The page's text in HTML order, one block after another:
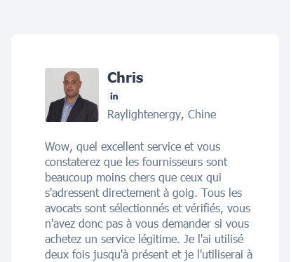
Chris
Raylightenergy, Chine
Wow, quel excellent service et vous
constaterez que les fournisseurs sont
beaucoup moins chers que ceux qui
s'adressent directement à goig. Tous les
avocats sont sélectionnés et vérifiés, vous
n'avez donc pas à vous demander si vous
achetez un service légitime. Je l'ai utilisé
deux fois jusqu'à présent et je l'utiliserai à